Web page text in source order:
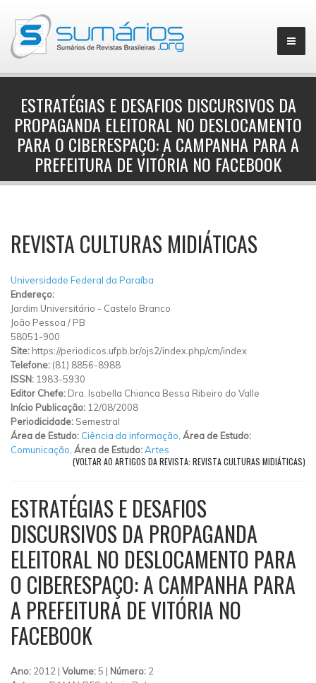
▼
ESTRATÉGIAS E DESAFIOS DISCURSIVOS DA
PROPAGANDA ELEITORAL NO DESLOCAMENTO
PARA O CIBERESPAÇO: A CAMPANHA PARA A
PREFEITURA DE VITÓRIA NO FACEBOOK
REVISTA CULTURAS MIDIÁTICAS
Universidade Federal da Paraíba
Endereço:
Jardim Universitário - Castelo Branco
João Pessoa / PB
58051-900
Site: https://periodicos.ufpb.br/ojs2/index.php/cm/index
Telefone: (81) 8856-8988
ISSN: 1983-5930
Editor Chefe: Dra. Isabella Chianca Bessa Ribeiro do Valle
Início Publicação: 12/08/2008
Periodicidade: Semestral
Área de Estudo: Ciência da informação Área de Estudo:
Comunicação Área de Estudo:Artes
(VOLTAR AO ARTIGOS DA REVISTA: REVISTA CULTURAS MIDIÁTICAS)
ESTRATÉGIAS E DESAFIOS
DISCURSIVOS DA PROPAGANDA
ELEITORAL NO DESLOCAMENTO PARA
O CIBERESPAÇO: A CAMPANHA PARA
A PREFEITURA DE VITÓRIA NO
FACEBOOK
Ano: 2012 | Volume:5 | Número: 2